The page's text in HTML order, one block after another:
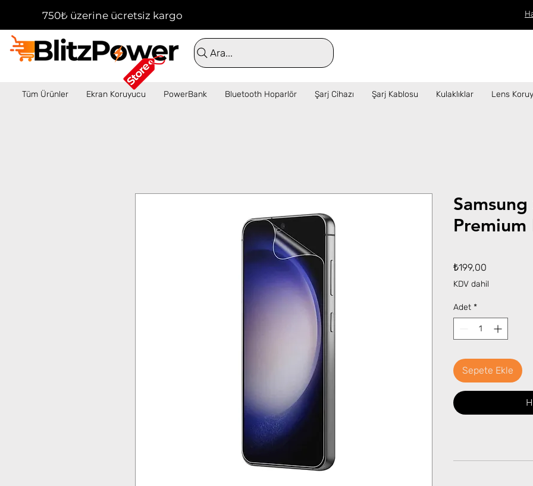
750₺ üzerine ücretsiz kargo!  ✦  16:00'a kadar verilen siparişler aynı gün kargo!  ✦
Ara...
Tüm Ürünler Ekran Koruyucu PowerBank Bluetooth Hoparlör Şarj Cihazı Şarj Kablosu Kulaklıklar Lens
₺199,00
KDV dahil
Adet *
Sepete Ekle